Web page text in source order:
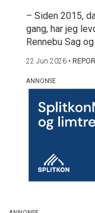
– Siden 2015,
gang, har jeg
Rennebu Sag
22 Jun 2026 •